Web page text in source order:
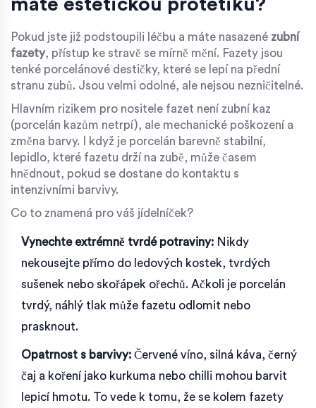
máte estetickou protetiku?
Pokud jste již podstoupili léčbu a máte nasazené zubní
fazety, přístup ke stravě se mírně mění. Fazety jsou
tenké porcelánové destičky, které se lepí na přední
stranu zubů. Jsou velmi odolné, ale nejsou nezničitelné.
Hlavním rizikem pro nositele fazet není zubní kaz
(porcelán kazům netrpí), ale mechanické poškození a
změna barvy. I když je porcelán barevně stabilní,
lepidlo, které fazetu drží na zubě, může časem
hnědnout, pokud se dostane do kontaktu s
intenzivními barvivy.
Co to znamená pro váš jídelníček?
Vynechte extrémně tvrdé potraviny: Nikdy
nekousejte přímo do ledových kostek, tvrdých
sušenek nebo skořápek ořechů. Ačkoli je porcelán
tvrdý, náhlý tlak může fazetu odlomit nebo
prasknout.
Opatrnost s barvivy: Červené víno, silná káva, černý
čaj a koření jako kurkuma nebo chilli mohou barvit
lepicí hmotu. To vede k tomu, že se kolem fazety